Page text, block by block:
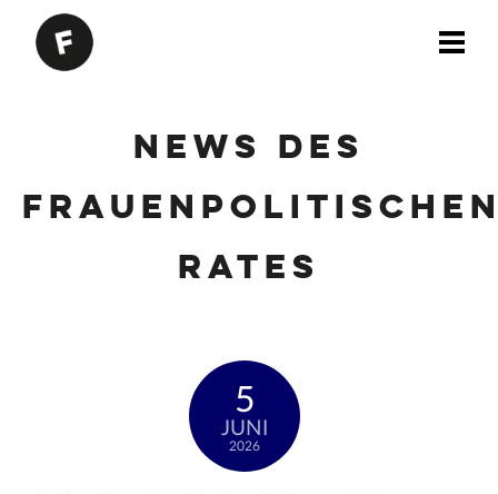
News des
Rates
5
JUNI
2026